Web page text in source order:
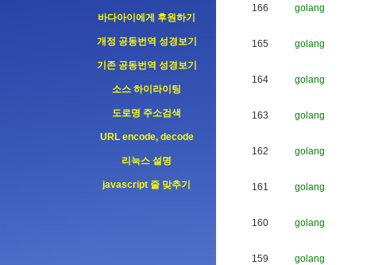
바다아이에게 후원하기
개정 공동번역 성경보기
기존 공동번역 성경보기
소스 하이라이팅
도로명 주소검색
URL encode, decode
리눅스 설명
javascript 줄 맞추기
166 golang
165 golang
164 golang
163 golang
162 golang
161 golang
160 golang
159 golang